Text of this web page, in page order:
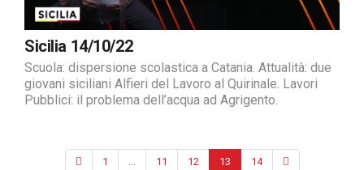
Sicilia 14/10/22
Scuola: dispersione scolastica a Catania. Attualità: due
giovani siciliani Alfieri del Lavoro al Quirinale. Lavori
Pubblici: il problema dell’acqua ad Agrigento.
1 11 12 13 14